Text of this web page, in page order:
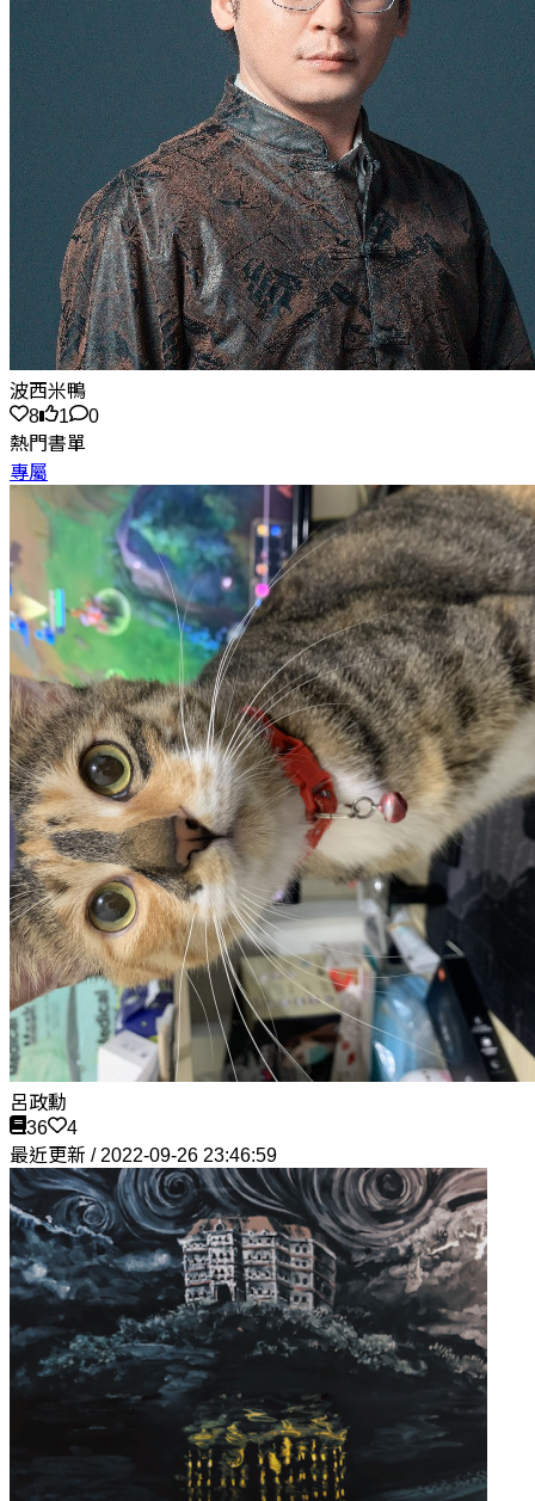
波西米鴨
8
1
0
熱門書單
專屬
呂政勳
36
4
最近更新 / 2022-09-26 23:46:59